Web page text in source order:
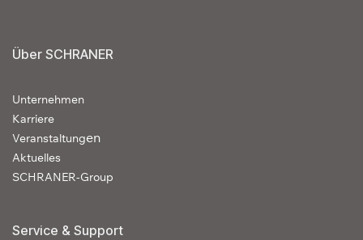
Über SCHRANER
Unternehmen
Karriere
Veranstaltungen
Aktuelles
SCHRANER-Group
Service & Support